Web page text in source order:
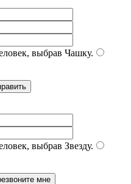
выбрав Чашку.
выбрав Звезду.